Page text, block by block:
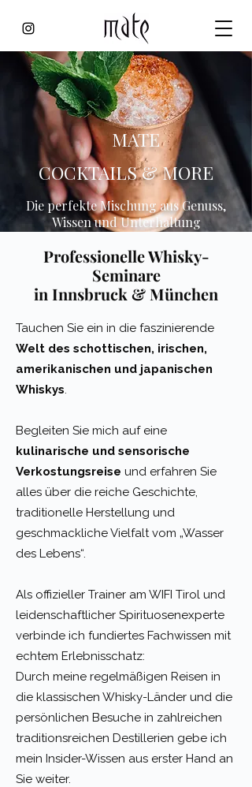
MATE
COCKTAILS & MORE
Die perfekte Mischung aus Genuss,
Wissen und Unterhaltung
Professionelle Whisky-
Seminare
in Innsbruck & München
Tauchen Sie ein in die faszinierende
Welt des schottischen, irischen,
amerikanischen und japanischen
Whiskys.
Begleiten Sie mich auf eine
kulinarische und sensorische
Verkostungsreise und erfahren Sie
alles über die reiche Geschichte,
traditionelle Herstellung und
geschmackliche Vielfalt vom „Wasser
des Lebens“.
Als offizieller Trainer am WIFI Tirol und
leidenschaftlicher Spirituosenexperte
verbinde ich fundiertes Fachwissen mit
echtem Erlebnisschatz:
Durch meine regelmäßigen Reisen in
die klassischen Whisky-Länder und die
persönlichen Besuche in zahlreichen
traditionsreichen Destillerien gebe ich
mein Insider-Wissen aus erster Hand an
Sie weiter.